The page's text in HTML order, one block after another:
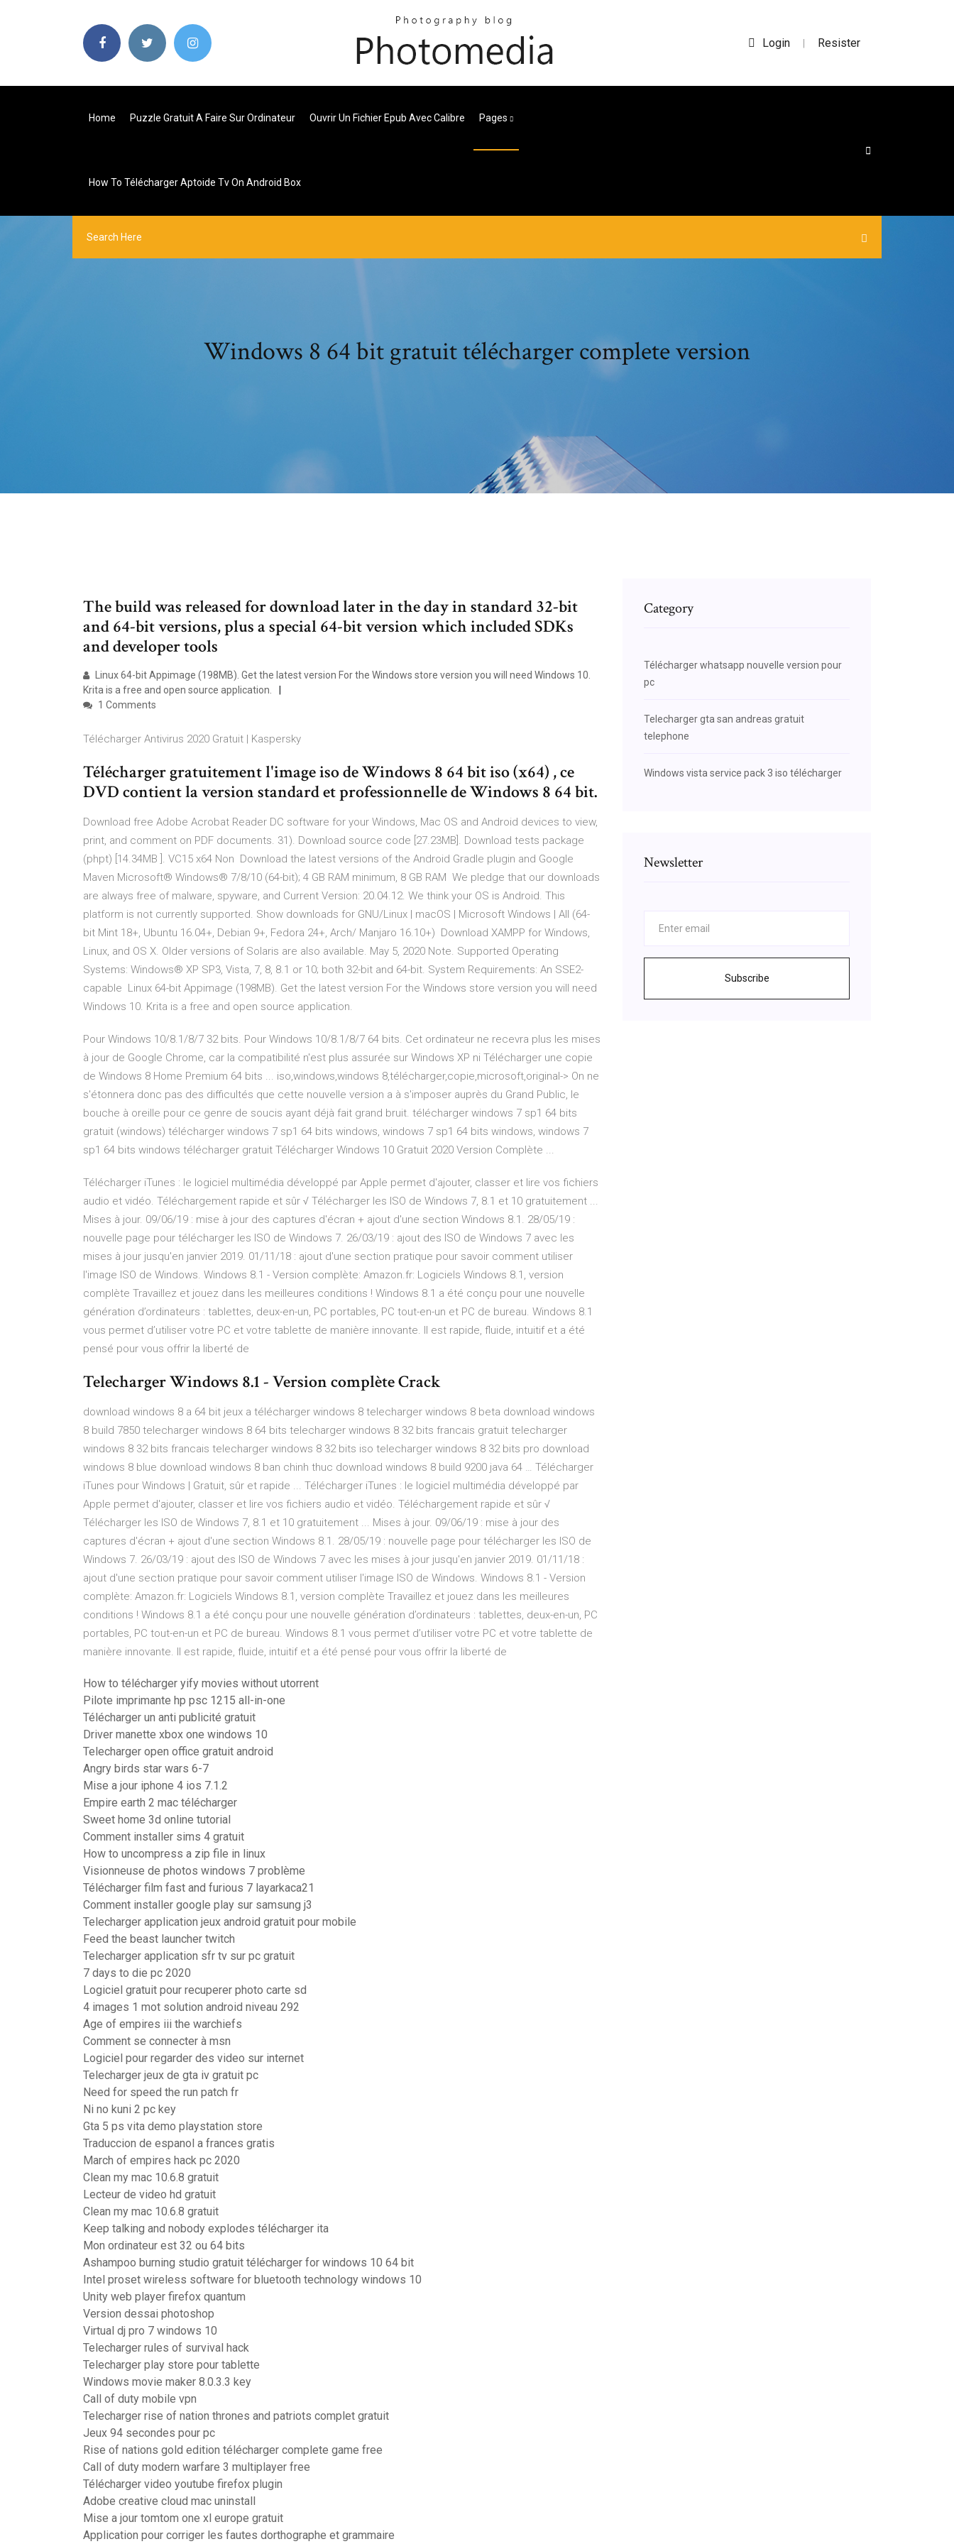
Login | Resister
Home Puzzle Gratuit A Faire Sur Ordinateur Ouvrir Un Fichier Epub Avec Calibre Pages
How To Télécharger Aptoide Tv On Android Box
Windows 8 64 bit gratuit télécharger complete version
The build was released for download later in the day in standard 32-bit
and 64-bit versions, plus a special 64-bit version which included SDKs
and developer tools
Linux 64-bit Appimage (198MB). Get the latest version For the Windows store version you will need Windows 10.
Krita is a free and open source application.
1 Comments
Télécharger Antivirus 2020 Gratuit | Kaspersky
Télécharger gratuitement l'image iso de Windows 8 64 bit iso (x64) , ce
DVD contient la version standard et professionnelle de Windows 8 64 bit.
Download free Adobe Acrobat Reader DC software for your Windows, Mac OS and Android devices to view,
print, and comment on PDF documents. 31). Download source code [27.23MB]. Download tests package
(phpt) [14.34MB ]. VC15 x64 Non Download the latest versions of the Android Gradle plugin and Google
Maven Microsoft® Windows® 7/8/10 (64-bit); 4 GB RAM minimum, 8 GB RAM We pledge that our downloads
are always free of malware, spyware, and Current Version: 20.04.12. We think your OS is Android. This
platform is not currently supported. Show downloads for GNU/Linux | macOS | Microsoft Windows | All (64-
bit Mint 18+, Ubuntu 16.04+, Debian 9+, Fedora 24+, Arch/ Manjaro 16.10+) Download XAMPP for Windows,
Linux, and OS X. Older versions of Solaris are also available. May 5, 2020 Note. Supported Operating
Systems: Windows® XP SP3, Vista, 7, 8, 8.1 or 10; both 32-bit and 64-bit. System Requirements: An SSE2-
capable Linux 64-bit Appimage (198MB). Get the latest version For the Windows store version you will need
Windows 10. Krita is a free and open source application.
Pour Windows 10/8.1/8/7 32 bits. Pour Windows 10/8.1/8/7 64 bits. Cet ordinateur ne recevra plus les mises
à jour de Google Chrome, car la compatibilité n'est plus assurée sur Windows XP ni Télécharger une copie
de Windows 8 Home Premium 64 bits ... iso,windows,windows 8,télécharger,copie,microsoft,original-> On ne
s'étonnera donc pas des difficultés que cette nouvelle version a à s'imposer auprès du Grand Public, le
bouche à oreille pour ce genre de soucis ayant déjà fait grand bruit. télécharger windows 7 sp1 64 bits
gratuit (windows) télécharger windows 7 sp1 64 bits windows, windows 7 sp1 64 bits windows, windows 7
sp1 64 bits windows télécharger gratuit Télécharger Windows 10 Gratuit 2020 Version Complète ...
Télécharger iTunes : le logiciel multimédia développé par Apple permet d'ajouter, classer et lire vos fichiers
audio et vidéo. Téléchargement rapide et sûr √ Télécharger les ISO de Windows 7, 8.1 et 10 gratuitement ...
Mises à jour. 09/06/19 : mise à jour des captures d'écran + ajout d'une section Windows 8.1. 28/05/19 :
nouvelle page pour télécharger les ISO de Windows 7. 26/03/19 : ajout des ISO de Windows 7 avec les
mises à jour jusqu'en janvier 2019. 01/11/18 : ajout d'une section pratique pour savoir comment utiliser
l'image ISO de Windows. Windows 8.1 - Version complète: Amazon.fr: Logiciels Windows 8.1, version
complète Travaillez et jouez dans les meilleures conditions ! Windows 8.1 a été conçu pour une nouvelle
génération d’ordinateurs : tablettes, deux-en-un, PC portables, PC tout-en-un et PC de bureau. Windows 8.1
vous permet d’utiliser votre PC et votre tablette de manière innovante. Il est rapide, fluide, intuitif et a été
pensé pour vous offrir la liberté de
Telecharger Windows 8.1 - Version complète Crack
download windows 8 a 64 bit jeux a télécharger windows 8 telecharger windows 8 beta download windows
8 build 7850 telecharger windows 8 64 bits telecharger windows 8 32 bits francais gratuit telecharger
windows 8 32 bits francais telecharger windows 8 32 bits iso telecharger windows 8 32 bits pro download
windows 8 blue download windows 8 ban chinh thuc download windows 8 build 9200 java 64 … Télécharger
iTunes pour Windows | Gratuit, sûr et rapide ... Télécharger iTunes : le logiciel multimédia développé par
Apple permet d'ajouter, classer et lire vos fichiers audio et vidéo. Téléchargement rapide et sûr √
Télécharger les ISO de Windows 7, 8.1 et 10 gratuitement ... Mises à jour. 09/06/19 : mise à jour des
captures d'écran + ajout d'une section Windows 8.1. 28/05/19 : nouvelle page pour télécharger les ISO de
Windows 7. 26/03/19 : ajout des ISO de Windows 7 avec les mises à jour jusqu'en janvier 2019. 01/11/18 :
ajout d'une section pratique pour savoir comment utiliser l'image ISO de Windows. Windows 8.1 - Version
complète: Amazon.fr: Logiciels Windows 8.1, version complète Travaillez et jouez dans les meilleures
conditions ! Windows 8.1 a été conçu pour une nouvelle génération d’ordinateurs : tablettes, deux-en-un, PC
portables, PC tout-en-un et PC de bureau. Windows 8.1 vous permet d’utiliser votre PC et votre tablette de
manière innovante. Il est rapide, fluide, intuitif et a été pensé pour vous offrir la liberté de
How to télécharger yify movies without utorrent
Pilote imprimante hp psc 1215 all-in-one
Télécharger un anti publicité gratuit
Driver manette xbox one windows 10
Telecharger open office gratuit android
Angry birds star wars 6-7
Mise a jour iphone 4 ios 7.1.2
Empire earth 2 mac télécharger
Sweet home 3d online tutorial
Comment installer sims 4 gratuit
How to uncompress a zip file in linux
Visionneuse de photos windows 7 problème
Télécharger film fast and furious 7 layarkaca21
Comment installer google play sur samsung j3
Telecharger application jeux android gratuit pour mobile
Feed the beast launcher twitch
Telecharger application sfr tv sur pc gratuit
7 days to die pc 2020
Logiciel gratuit pour recuperer photo carte sd
4 images 1 mot solution android niveau 292
Age of empires iii the warchiefs
Comment se connecter à msn
Logiciel pour regarder des video sur internet
Telecharger jeux de gta iv gratuit pc
Need for speed the run patch fr
Ni no kuni 2 pc key
Gta 5 ps vita demo playstation store
Traduccion de espanol a frances gratis
March of empires hack pc 2020
Clean my mac 10.6.8 gratuit
Lecteur de video hd gratuit
Clean my mac 10.6.8 gratuit
Keep talking and nobody explodes télécharger ita
Mon ordinateur est 32 ou 64 bits
Ashampoo burning studio gratuit télécharger for windows 10 64 bit
Intel proset wireless software for bluetooth technology windows 10
Unity web player firefox quantum
Version dessai photoshop
Virtual dj pro 7 windows 10
Telecharger rules of survival hack
Telecharger play store pour tablette
Windows movie maker 8.0.3.3 key
Call of duty mobile vpn
Telecharger rise of nation thrones and patriots complet gratuit
Jeux 94 secondes pour pc
Rise of nations gold edition télécharger complete game free
Call of duty modern warfare 3 multiplayer free
Télécharger video youtube firefox plugin
Adobe creative cloud mac uninstall
Mise a jour tomtom one xl europe gratuit
Application pour corriger les fautes dorthographe et grammaire
Category
Télécharger whatsapp nouvelle version pour
pc
Telecharger gta san andreas gratuit
telephone
Windows vista service pack 3 iso télécharger
Newsletter
Subscribe